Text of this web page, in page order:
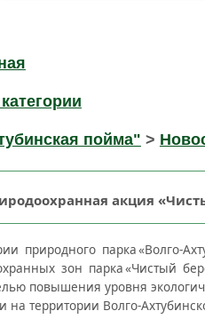
пойма" >
акция
природного парка«Волго-
зон парка«Чистый
повышения уровня
на территории Волго-